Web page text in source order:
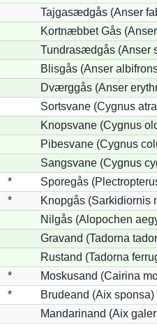
Tajgasædgås (Anser
Kortnæbbet Gås
Tundrasædgås (Anser
Blisgås (Anser
Dværggås (Anser
Sortsvane (Cygnus
Knopsvane (Cygnus
Pibesvane (Cygnus
Sangsvane (Cygnus
*
Sporegås
*
Knopgås (Sarkidiornis
Nilgås (Alopochen
Gravand (Tadorna
Rustand (Tadorna
*
Moskusand (Cairina
*
Brudeand (Aix sponsa)
Mandarinand (Aix